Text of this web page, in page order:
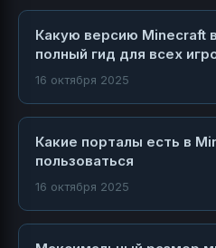
Какую версию Minecraft
полный гид для всех
16 октября 2025
Какие порталы есть в
пользоваться
16 октября 2025